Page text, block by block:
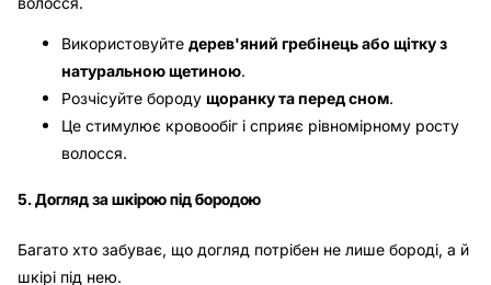
Використовуйте дерев'яний гребінець або щітку з
натуральною щетиною.
Розчісуйте бороду щоранку та перед сном.
Це стимулює кровообіг і сприяє рівномірному росту
волосся.
5. Догляд за шкірою під бородою
Багато хто забуває, що догляд потрібен не лише бороді, а й
шкірі під нею.